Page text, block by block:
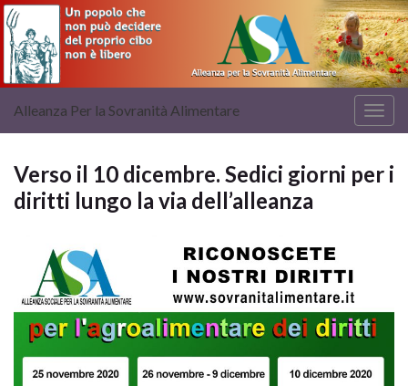
la
Alleanza Per la Sovranità Alimentare
Verso il 10 dicembre. Sedici giorni per i
diritti lungo la via dell’alleanza